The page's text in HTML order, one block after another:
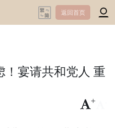
返回首页
！宴请共和党人 重
+